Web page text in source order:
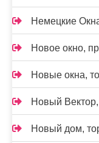
Немецкие
Новое окно,
Новые окна,
Новый
Новый дом,